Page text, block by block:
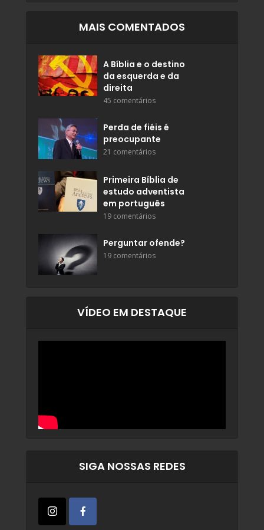
MAIS COMENTADOS
A Bíblia e o destino
da esquerda e da
direita
45 comentários
Perda de fiéis é
preocupante
21 comentários
Primeira Bíblia de
estudo adventista
em português
19 comentários
Perguntar ofende?
19 comentários
VÍDEO EM DESTAQUE
SIGA NOSSAS REDES